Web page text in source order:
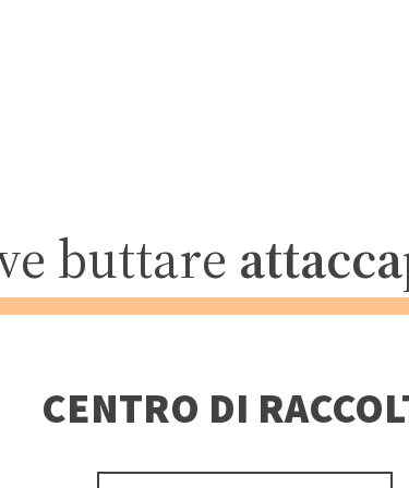
buttare
CENTRO DI